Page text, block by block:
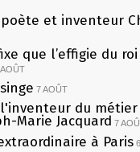
et inventeur
que l’effigie du
7 AOÛT
du
Marie Jacquard 7
à Paris